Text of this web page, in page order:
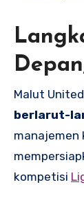
Malut
berlarut-
manajemen
kompetisi